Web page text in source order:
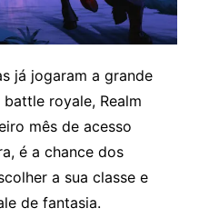
já jogaram a grande
royale, Realm
mês de acesso
é a chance dos
a sua classe e
de fantasia.